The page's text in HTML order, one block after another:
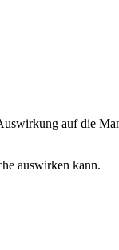
auf die
auswirken kann.